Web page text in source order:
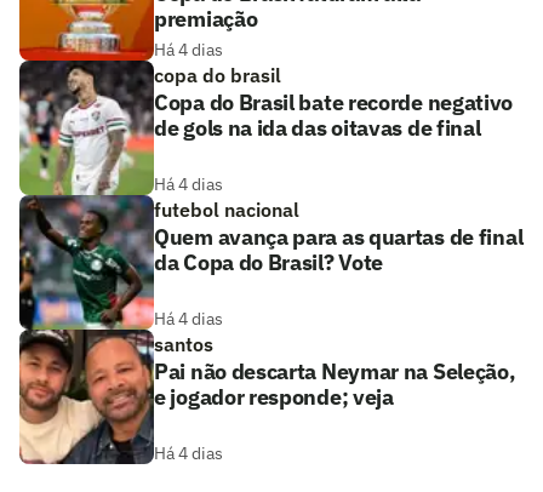
premiação
Há 4 dias
copa do brasil
Copa do Brasil bate recorde negativo
de gols na ida das oitavas de final
Há 4 dias
futebol nacional
Quem avança para as quartas de final
da Copa do Brasil? Vote
Há 4 dias
santos
Pai não descarta Neymar na Seleção,
e jogador responde; veja
Há 4 dias